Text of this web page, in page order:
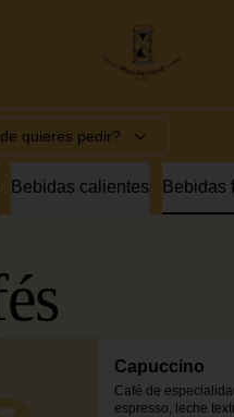
de navegación
quieres pedir?
Bebidas calientes Bebidas
Capuccino
Café de
espresso, leche